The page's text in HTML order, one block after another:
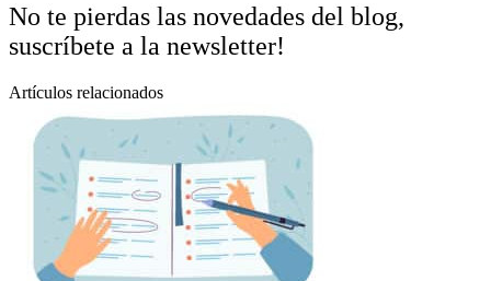
No te pierdas las novedades del blog,
suscríbete a la newsletter!
Artículos relacionados